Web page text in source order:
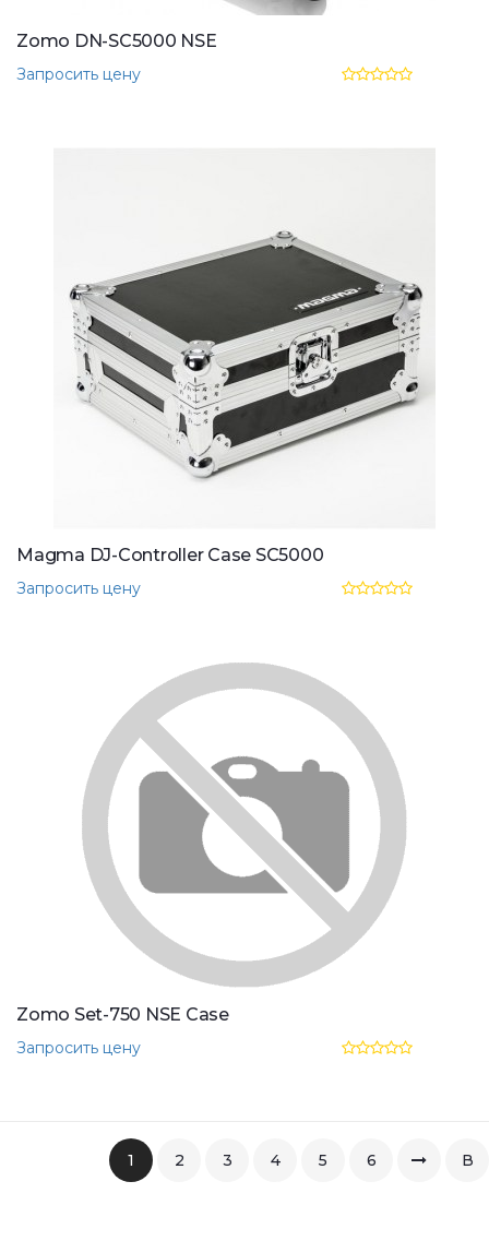
Zomo DN-SC5000 NSE
Запросить цену
Magma DJ-Controller Case SC5000
Запросить цену
Zomo Set-750 NSE Case
Запросить цену
1 2 3 4 5 6 В